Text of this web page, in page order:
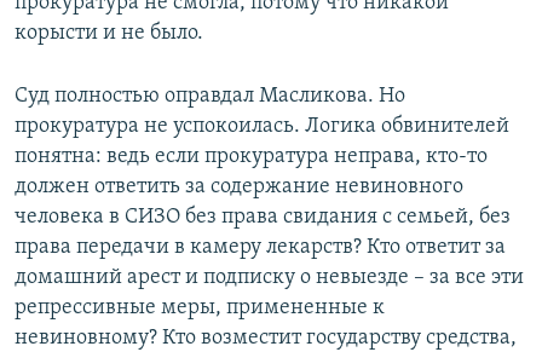
корысти и не было.
Суд полностью оправдал Масликова. Но
прокуратура не успокоилась. Логика обвинителей
понятна: ведь если прокуратура неправа, кто-то
должен ответить за содержание невиновного
человека в СИЗО без права свидания с семьей, без
права передачи в камеру лекарств? Кто ответит за
домашний арест и подписку о невыезде – за все эти
репрессивные меры, примененные к
невиновному? Кто возместит государству средства,